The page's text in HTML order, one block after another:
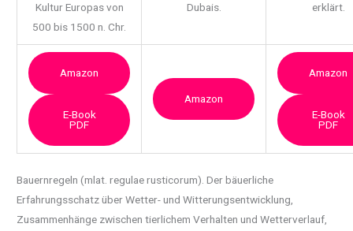
Kultur Europas von
500 bis 1500 n. Chr.
Dubais.
erklärt.
Amazon
E-Book
PDF
Amazon
Amazon
E-Book
PDF
Bauernregeln (mlat. regulae rusticorum). Der bäuerliche
Erfahrungsschatz über Wetter- undWitterungsentwicklung,
Zusammenhänge zwischen tierlichem Verhalten und Wetterverlauf,